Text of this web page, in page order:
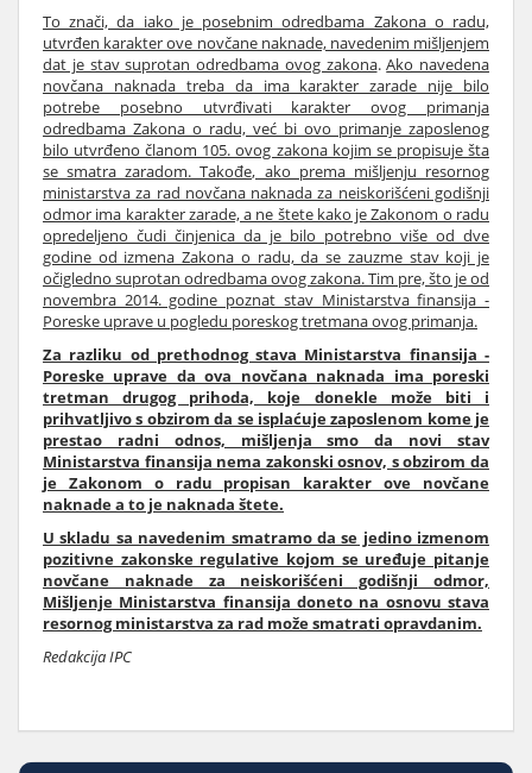
To znači, da iako je posebnim odredbama Zakona o radu,
utvrđen karakter ove novčane naknade, navedenim mišljenjem
dat je stav suprotan odredbama ovog zakona.Ako navedena
novčana naknada treba da ima karakter zarade nije bilo
potrebe posebno utvrđivati karakter ovog primanja
odredbama Zakona o radu, već bi ovo primanje zaposlenog
bilo utvrđeno članom 105. ovog zakona kojim se propisuje šta
se smatra zaradom. Takođe, ako prema mišljenju resornog
ministarstva za rad novčana naknada za neiskorišćeni godišnji
odmor ima karakter zarade, a ne štete kako je Zakonom o radu
opredeljeno čudi činjenica da je bilo potrebno više od dve
godine od izmena Zakona o radu, da se zauzme stav koji je
očigledno suprotan odredbama ovog zakona. Tim pre, što je od
novembra 2014. godine poznat stav Ministarstva finansija -
Poreske uprave u pogledu poreskog tretmana ovog primanja.
Za razliku od prethodnog stava Ministarstva finansija -
Poreske uprave da ova novčana naknada ima poreski
tretman drugog prihoda, koje donekle može biti i
prihvatljivo s obzirom da se isplaćuje zaposlenom kome je
prestao radni odnos, mišljenja smo da novi stav
Ministarstva finansija nema zakonski osnov, s obzirom da
je Zakonom o radu propisan karakter ove novčane
naknade a to je naknada štete.
U skladu sa navedenim smatramo da se jedino izmenom
pozitivne zakonske regulative kojom se uređuje pitanje
novčane naknade za neiskorišćeni godišnji odmor,
Mišljenje Ministarstva finansija doneto na osnovu stava
resornog ministarstva za rad može smatrati opravdanim.
Redakcija IPC